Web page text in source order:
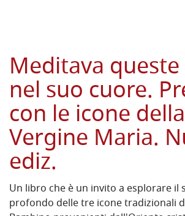
Meditava queste
nel suo cuore.
con le icone della
Vergine Maria.
ediz.
Un libro che è un invito a esplorare il
profondo delle tre icone tradizionali